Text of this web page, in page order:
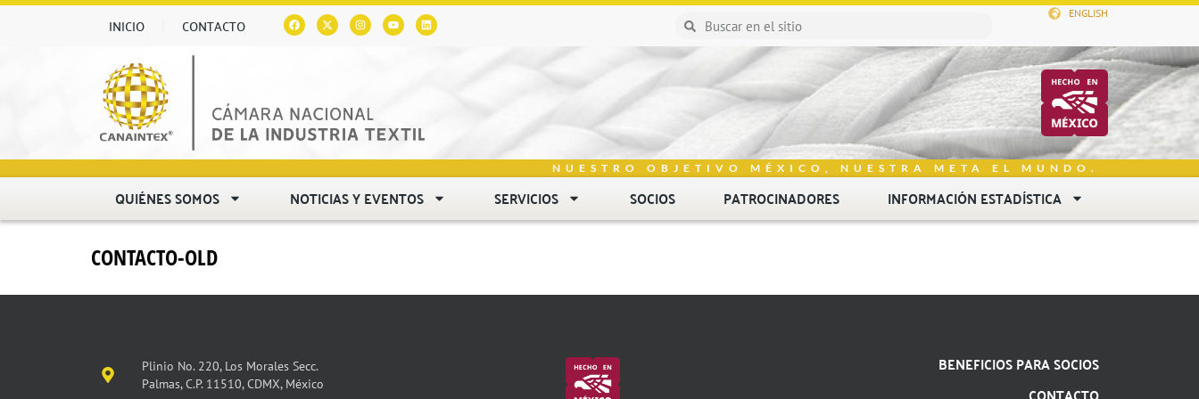
INICIO CONTACTO
ENGLISH
NUESTRO OBJETIVO MÉXICO, NUESTRA META EL MUNDO.
QUIÉNES SOMOS NOTICIAS Y EVENTOS SERVICIOS SOCIOS PATROCINADORES INFORMACIÓN ESTADÍSTICA
CONTACTO-OLD
Plinio No. 220, Los Morales Secc.
Palmas, C.P. 11510, CDMX, México
BENEFICIOS PARA SOCIOS